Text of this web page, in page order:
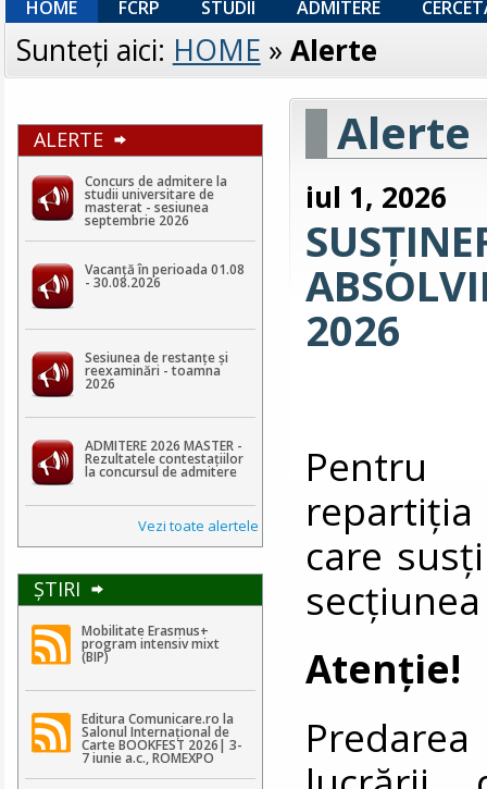
HOME FCRP STUDII ADMITERE
Sunteţi aici: HOME » Alerte
ALERTE
Concurs de admitere la
studii universitare de
masterat - sesiunea
septembrie 2026
Vacanță în perioada 01.08
- 30.08.2026
Sesiunea de restanțe și
reexaminări - toamna
2026
ADMITERE 2026 MASTER -
Rezultatele contestaţiilor
la concursul de admitere
Vezi toate alertele
ŞTIRI
Mobilitate Erasmus+
program intensiv mixt
(BIP)
Editura Comunicare.ro la
Salonul Internațional de
Carte BOOKFEST 2026| 3-
7 iunie a.c., ROMEXPO
Alerte
iul 1, 2026
2026
Pentru
repartiţia
care
Atenţie!